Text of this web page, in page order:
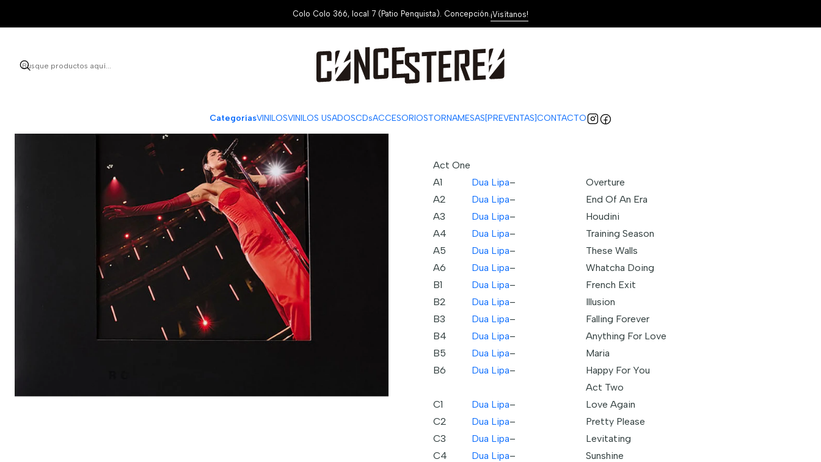
CategoríasVINILOSVINILOS USADOSCDsACCESORIOSTORNAMESAS[PREVENTAS]CONTACTO
Colo Colo 366, local 7 (Patio Penquista). Concepción.¡Visítanos!
|
Dua Lipa – Live From The Royal Albert
Hall
Act One
A1
Dua Lipa–
Overture
A2
Dua Lipa–
End Of An Era
A3
Dua Lipa–
Houdini
A4
Dua Lipa–
Training Season
A5
Dua Lipa–
These Walls
A6
Dua Lipa–
Whatcha Doing
B1
Dua Lipa–
French Exit
B2
Dua Lipa–
Illusion
B3
Dua Lipa–
Falling Forever
B4
Dua Lipa–
Anything For Love
B5
Dua Lipa–
Maria
B6
Dua Lipa–
Happy For You
Act Two
C1
Dua Lipa–
Love Again
C2
Dua Lipa–
Pretty Please
C3
Dua Lipa–
Levitating
C4
Dua Lipa–
Sunshine